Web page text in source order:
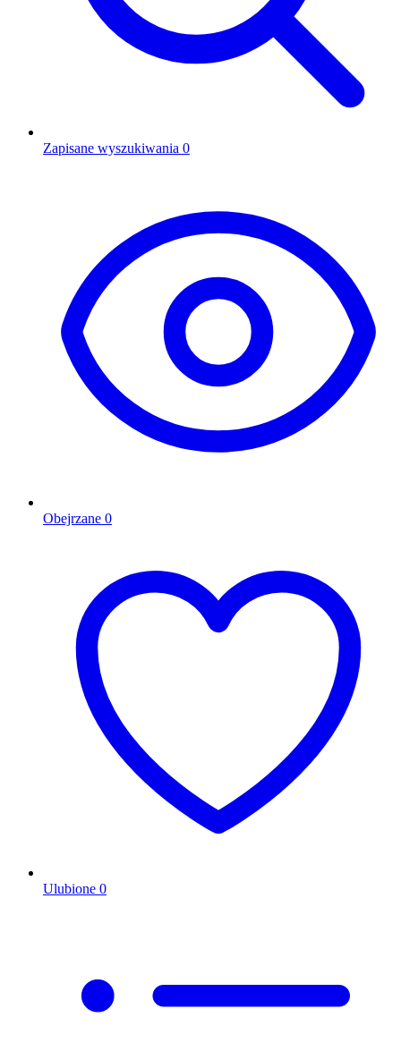
Zapisane wyszukiwania 0
Obejrzane 0
Ulubione 0